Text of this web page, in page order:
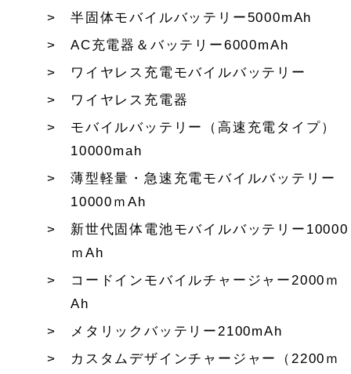
半固体モバイルバッテリー5000mAh
AC充電器＆バッテリー6000mAh
ワイヤレス充電モバイルバッテリー
ワイヤレス充電器
モバイルバッテリー（高速充電タイプ）
10000mah
薄型軽量・急速充電モバイルバッテリー
10000ｍAh
新世代固体電池モバイルバッテリー10000
ｍAh
コードインモバイルチャージャー2000ｍ
Ah
メタリックバッテリー2100mAh
カスタムデザインチャージャー（2200ｍ